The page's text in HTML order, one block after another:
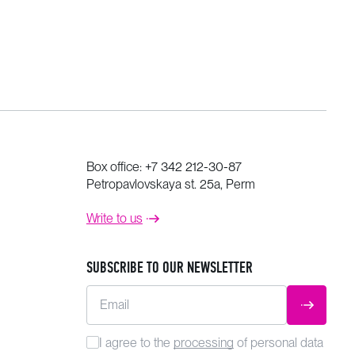
Box office: +7 342 212-30-87
Petropavlovskaya st. 25a, Perm
Write to us
SUBSCRIBE TO OUR NEWSLETTER
Email SUBMIT
I agree to the processing of personal data